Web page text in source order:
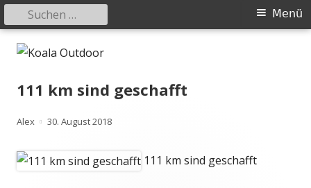
SpringeKoala Outdoor
Hier ist eine Übersicht meiner Wander- und Trekkingtouren
Primäres
Menü
Menü
Suchen
nach:
111 km sind geschafft
Autor
Alex
Veröffentlicht
30. August 2018
111 km sind geschafft